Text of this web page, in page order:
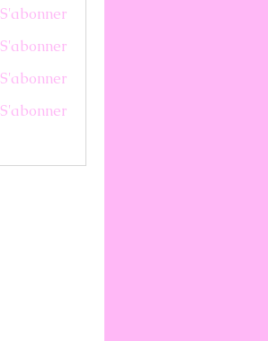
S'abonner
S'abonner
S'abonner
S'abonner